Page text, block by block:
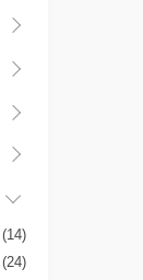
(14)
(24)